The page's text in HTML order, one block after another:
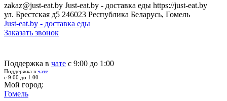
zakaz@just-eat.by Just-eat.by - доставка еды https://just-eat.by
ул. Брестская д5 246023 Республика Беларусь, Гомель
Just-eat.by - доставка еды
Заказать звонок
Поддержка в чате с 9:00 до 1:00
Поддержка в чате
с 9:00 до 1:00
Мой город:
Гомель